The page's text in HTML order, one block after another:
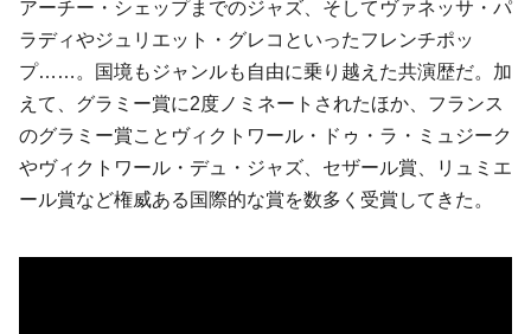
アーチー・シェップまでのジャズ、そしてヴァネッサ・パ
ラディやジュリエット・グレコといったフレンチポッ
プ……。国境もジャンルも自由に乗り越えた共演歴だ。加
えて、グラミー賞に2度ノミネートされたほか、フランス
のグラミー賞ことヴィクトワール・ドゥ・ラ・ミュジーク
やヴィクトワール・デュ・ジャズ、セザール賞、リュミエ
ール賞など権威ある国際的な賞を数多く受賞してきた。